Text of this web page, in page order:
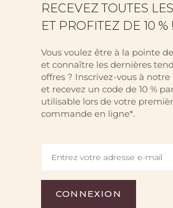
RECEVEZ TOUTES
ET PROFITEZ DE 10 % !
Vous voulez être à la pointe
et connaître les dernières
offres ? Inscrivez-vous à
et recevez un code de 10 %
utilisable lors de votre
commande en ligne*.